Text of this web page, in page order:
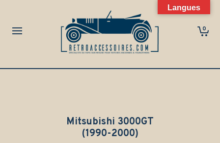
0
Mitsubishi 3000GT
(1990-2000)
Langues